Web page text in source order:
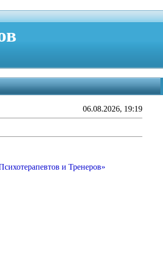
06.08.2026, 19:19
и Тренеров»